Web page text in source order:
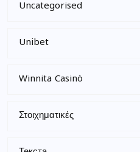
Uncategorised
Unibet
Winnita Casinò
Στοιχηματικές